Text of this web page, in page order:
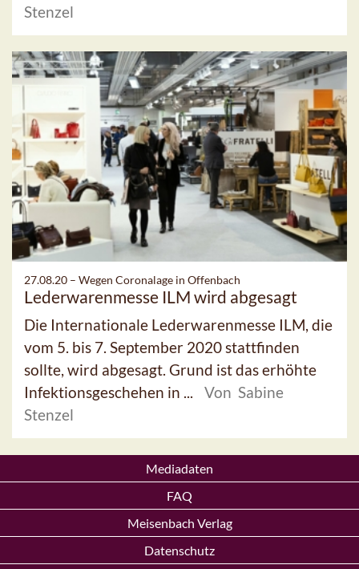
Stenzel
27.08.20 – Wegen Coronalage in Offenbach
Lederwarenmesse ILM wird abgesagt
Die Internationale Lederwarenmesse ILM, die
vom 5. bis 7. September 2020 stattfinden
sollte, wird abgesagt. Grund ist das erhöhte
Infektionsgeschehen in ...
Von Sabine
Stenzel
Mediadaten
FAQ
Meisenbach Verlag
Datenschutz